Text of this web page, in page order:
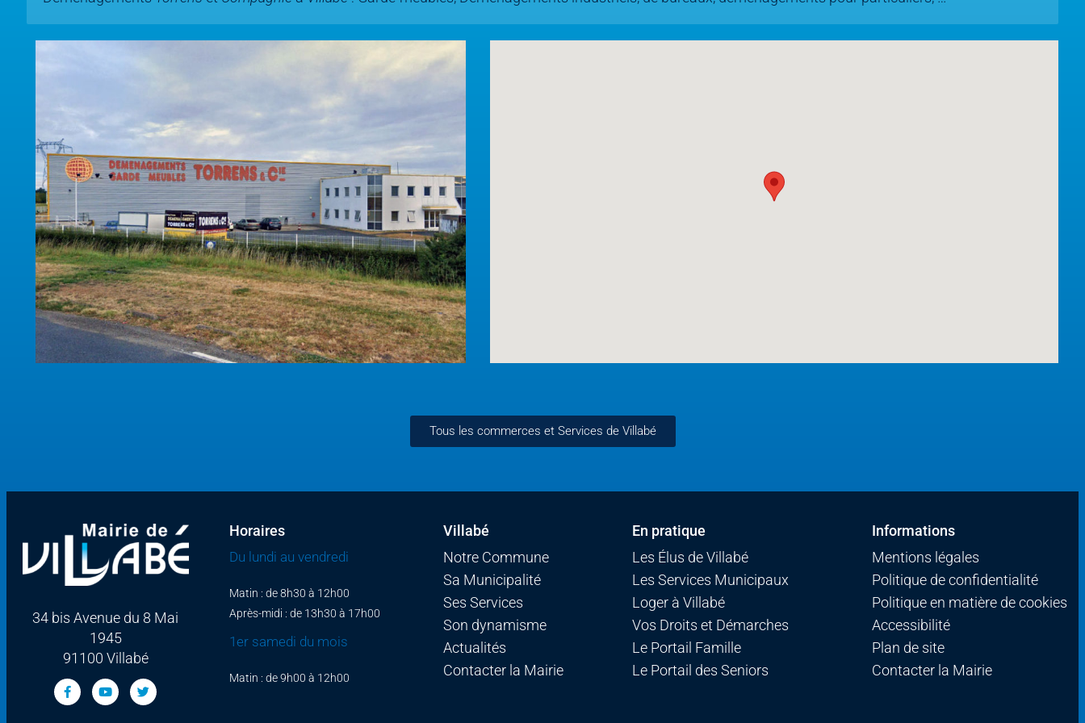
Tous les commerces et Services de Villabé
34 bis Avenue du 8 Mai
1945
91100 Villabé
Horaires
Du lundi au vendredi
Matin : de 8h30 à 12h00
Après-midi : de 13h30 à 17h00
1er samedi du mois
Matin : de 9h00 à 12h00
Villabé
Notre Commune
Sa Municipalité
Ses Services
Son dynamisme
Actualités
Contacter la Mairie
En pratique
Les Élus de Villabé
Les Services Municipaux
Loger à Villabé
Vos Droits et Démarches
Le Portail Famille
Le Portail des Seniors
Informations
Mentions légales
Politique de confidentialité
Politique en matière de cookies
Accessibilité
Plan de site
Contacter la Mairie